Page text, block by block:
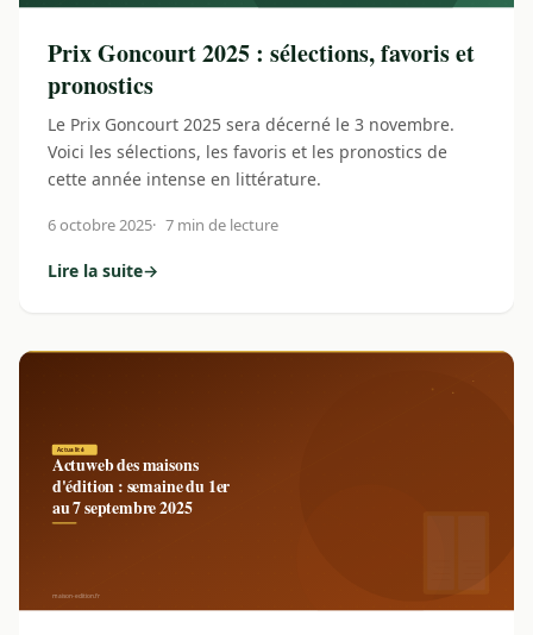
Prix Goncourt 2025 : sélections, favoris et
pronostics
Le Prix Goncourt 2025 sera décerné le 3 novembre.
Voici les sélections, les favoris et les pronostics de
cette année intense en littérature.
6 octobre 2025 7 min de lecture
Lire la suite
: Prix Goncourt 2025 : sélections, favoris et pronostics
→